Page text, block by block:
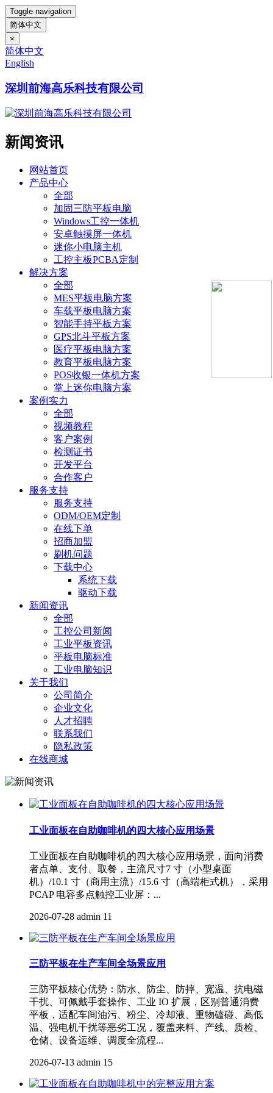
Toggle navigation
简体中文
×
简体中文
English
深圳前海高乐科技有限公司
新闻资讯
网站首页
产品中心
全部
加固三防平板电脑
Windows工控一体机
安卓触摸屏一体机
迷你小电脑主机
工控主板PCBA定制
解决方案
全部
MES平板电脑方案
车载平板电脑方案
智能手持平板方案
GPS北斗平板方案
医疗平板电脑方案
教育平板电脑方案
POS收银一体机方案
掌上迷你电脑方案
案例实力
全部
视频教程
客户案例
检测证书
开发平台
合作客户
服务支持
服务支持
ODM/OEM定制
在线下单
招商加盟
刷机问题
下载中心
系统下载
驱动下载
新闻资讯
全部
工控公司新闻
工业平板资讯
平板电脑标准
工业电脑知识
关于我们
公司简介
企业文化
人才招聘
联系我们
隐私政策
在线商城
工业面板在自助咖啡机的四大核心应用场景
工业面板在自助咖啡机的四大核心应用场景，面向消费
者点单、支付、取餐，主流尺寸7 寸（小型桌面
机）/10.1 寸（商用主流）/15.6 寸（高端柜式机），采用
PCAP 电容多点触控工业屏：...
2026-07-28 admin 11
三防平板在生产车间全场景应用
三防平板核心优势：防水、防尘、防摔、宽温、抗电磁
干扰、可佩戴手套操作、工业 IO 扩展，区别普通消费
平板，适配车间油污、粉尘、冷却液、重物磕碰、高低
温、强电机干扰等恶劣工况，覆盖来料、产线、质检、
仓储、设备运维、调度全流程...
2026-07-13 admin 15